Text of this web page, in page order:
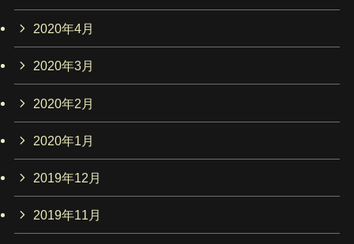
2020年4月
2020年3月
2020年2月
2020年1月
2019年12月
2019年11月